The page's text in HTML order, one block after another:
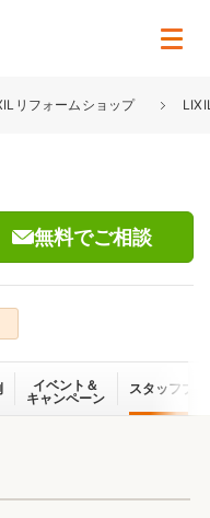
リフォームショップ
無料でご相談
イベント＆
キャンペーン
スタッフブ